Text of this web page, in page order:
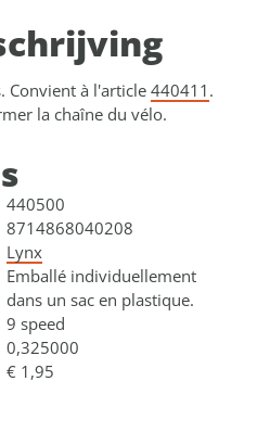
Convient à l'article 440411 .
la chaîne du vélo.
440500
8714868040208
Lynx
Emballé individuellement
dans un sac en plastique.
9 speed
0,325000
€ 1,95